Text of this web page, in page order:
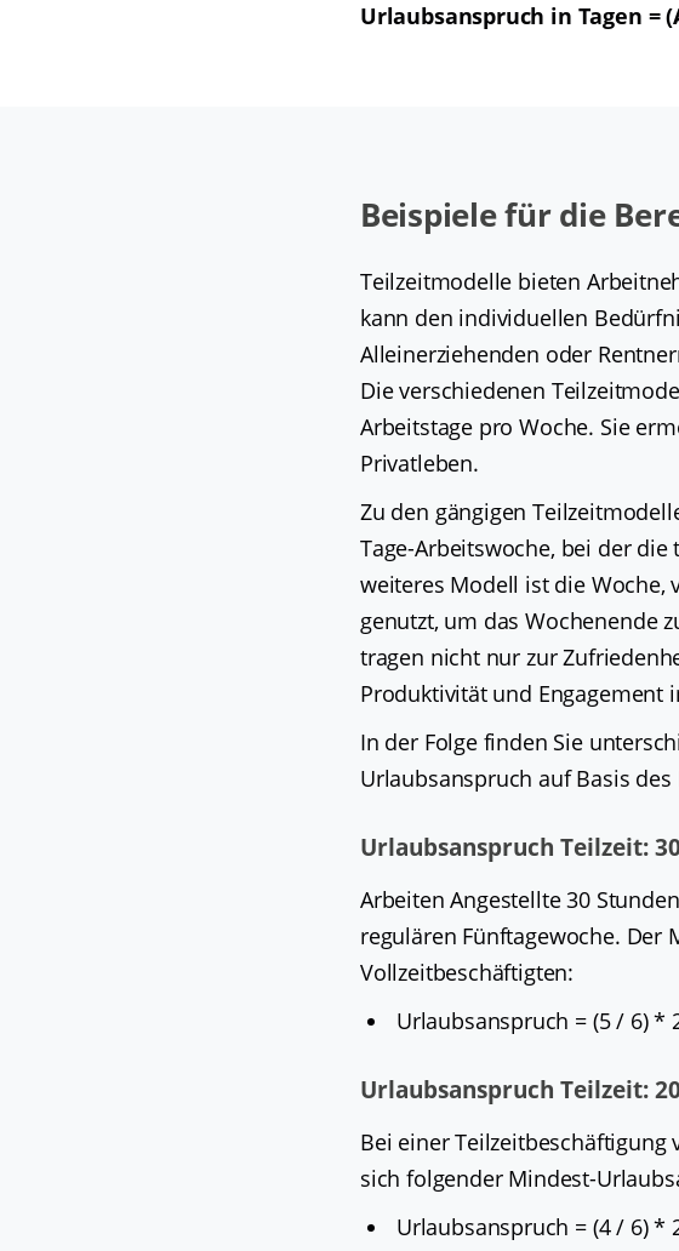
Urlaubsanspruch in Tagen =
Beispiele für die
Teilzeitmodelle bieten
kann den individuellen
Alleinerziehenden oder
Die verschiedenen
Arbeitstage pro Woche. Sie
Privatleben.
Zu den gängigen
Tage-Arbeitswoche, bei der
weiteres Modell ist die Woche,
genutzt, um das Wochenende
tragen nicht nur zur
Produktivität und Engagement
In der Folge finden Sie
Urlaubsanspruch auf Basis
Urlaubsanspruch Teilzeit:
Arbeiten Angestellte 30
regulären Fünftagewoche.
Vollzeitbeschäftigten:
Urlaubsanspruch = (5 / 6) *
Urlaubsanspruch Teilzeit:
Bei einer Teilzeitbeschäftigung
sich folgender Mindest-
Urlaubsanspruch = (4 / 6) *